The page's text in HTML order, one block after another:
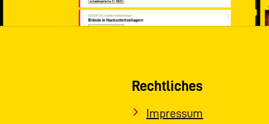
Rechtliches
Impressum